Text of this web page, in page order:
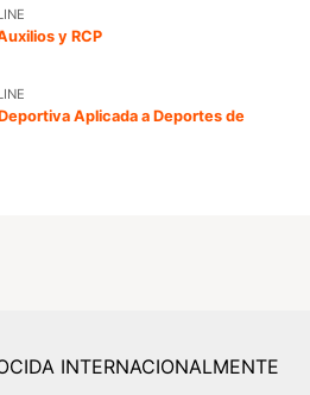
y RCP
Aplicada a Deportes de
INTERNACIONALMENTE